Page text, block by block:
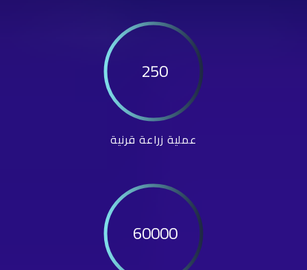
250
عملية زراعة قرنية
60000